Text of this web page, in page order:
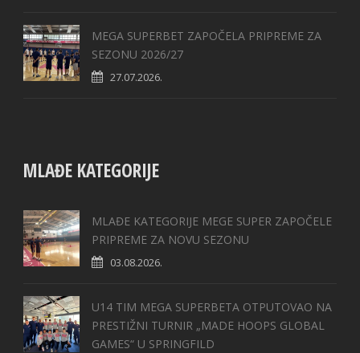
MEGA SUPERBET ZAPOČELA PRIPREME ZA
SEZONU 2026/27
27.07.2026.
MLAĐE KATEGORIJE
MLAĐE KATEGORIJE MEGE SUPER ZAPOČELE
PRIPREME ZA NOVU SEZONU
03.08.2026.
U14 TIM MEGA SUPERBETA OTPUTOVAO NA
PRESTIŽNI TURNIR „MADE HOOPS GLOBAL
GAMES“ U SPRINGFILD